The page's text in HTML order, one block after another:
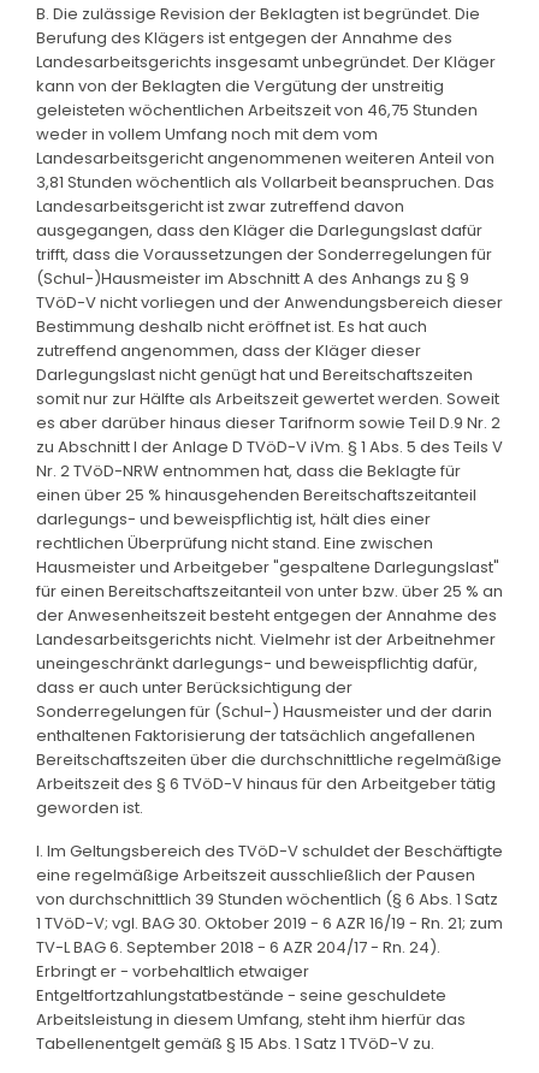
B. Die zulässige Revision der Beklagten ist begründet. Die
Berufung des Klägers ist entgegen der Annahme des
Landesarbeitsgerichts insgesamt unbegründet. Der Kläger
kann von der Beklagten die Vergütung der unstreitig
geleisteten wöchentlichen Arbeitszeit von 46,75 Stunden
weder in vollem Umfang noch mit dem vom
Landesarbeitsgericht angenommenen weiteren Anteil von
3,81 Stunden wöchentlich als Vollarbeit beanspruchen. Das
Landesarbeitsgericht ist zwar zutreffend davon
ausgegangen, dass den Kläger die Darlegungslast dafür
trifft, dass die Voraussetzungen der Sonderregelungen für
(Schul-)Hausmeister im Abschnitt A des Anhangs zu § 9
TVöD-V nicht vorliegen und der Anwendungsbereich dieser
Bestimmung deshalb nicht eröffnet ist. Es hat auch
zutreffend angenommen, dass der Kläger dieser
Darlegungslast nicht genügt hat und Bereitschaftszeiten
somit nur zur Hälfte als Arbeitszeit gewertet werden. Soweit
es aber darüber hinaus dieser Tarifnorm sowie Teil D.9 Nr. 2
zu Abschnitt I der Anlage D TVöD-V iVm. § 1 Abs. 5 des Teils V
Nr. 2 TVöD-NRW entnommen hat, dass die Beklagte für
einen über 25 % hinausgehenden Bereitschaftszeitanteil
darlegungs- und beweispflichtig ist, hält dies einer
rechtlichen Überprüfung nicht stand. Eine zwischen
Hausmeister und Arbeitgeber "gespaltene Darlegungslast"
für einen Bereitschaftszeitanteil von unter bzw. über 25 % an
der Anwesenheitszeit besteht entgegen der Annahme des
Landesarbeitsgerichts nicht. Vielmehr ist der Arbeitnehmer
uneingeschränkt darlegungs- und beweispflichtig dafür,
dass er auch unter Berücksichtigung der
Sonderregelungen für (Schul-) Hausmeister und der darin
enthaltenen Faktorisierung der tatsächlich angefallenen
Bereitschaftszeiten über die durchschnittliche regelmäßige
Arbeitszeit des § 6 TVöD-V hinaus für den Arbeitgeber tätig
geworden ist.
I. Im Geltungsbereich des TVöD-V schuldet der Beschäftigte
eine regelmäßige Arbeitszeit ausschließlich der Pausen
von durchschnittlich 39 Stunden wöchentlich (§ 6 Abs. 1 Satz
1 TVöD-V; vgl. BAG 30. Oktober 2019 - 6 AZR 16/19 - Rn. 21; zum
TV-L BAG 6. September 2018 - 6 AZR 204/17 - Rn. 24).
Erbringt er - vorbehaltlich etwaiger
Entgeltfortzahlungstatbestände - seine geschuldete
Arbeitsleistung in diesem Umfang, steht ihm hierfür das
Tabellenentgelt gemäß § 15 Abs. 1 Satz 1 TVöD-V zu.